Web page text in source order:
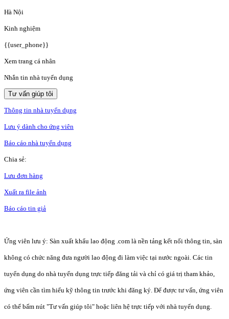
Hà Nội
Kinh nghiệm
{{user_phone}}
Xem trang cá nhân
Nhắn tin nhà tuyển dụng
Tư vấn giúp tôi
Thông tin nhà tuyển dụng
Lưu ý dành cho ứng viên
Báo cáo nhà tuyển dụng
Chia sẻ:
Lưu đơn hàng
Xuất ra file ảnh
Báo cáo tin giả
Ứng viên lưu ý: Sàn xuất khẩu lao động .com là nền tảng kết nối thông tin, sàn
không có chức năng đưa người lao động đi làm việc tại nước ngoài. Các tin
tuyển dụng do nhà tuyển dụng trực tiếp đăng tải và chỉ có giá trị tham khảo,
ứng viên cần tìm hiểu kỹ thông tin trước khi đăng ký. Để được tư vấn, ứng viên
có thể bấm nút "Tư vấn giúp tôi" hoặc liên hệ trực tiếp với nhà tuyển dụng.